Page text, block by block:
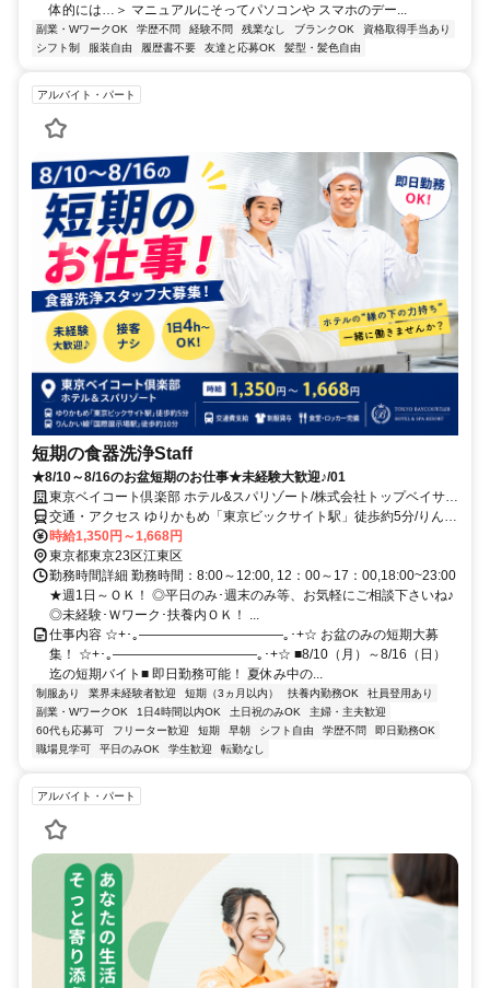
体的には…＞ マニュアルにそってパソコンや スマホのデー...
副業・WワークOK 学歴不問 経験不問 残業なし ブランクOK
資格取得手当あり
シフト制
服装自由 履歴書不要 友達と応募OK 髪型・髪色自由
アルバイト・パート
短期の食器洗浄Staff
★8/10～8/16のお盆短期のお仕事★未経験大歓迎♪/01
東京ベイコート倶楽部 ホテル&スパリゾート/株式会社トップベイサー
ビス
交通・アクセス ゆりかもめ「東京ビックサイト駅」徒歩約5分/りんか
い線「国際展示場駅」徒歩約10分
時給1,350円～1,668円
東京都東京23区江東区
勤務時間詳細 勤務時間：8:00～12:00, 12：00～17：00,18:00~23:00
★週1日～ＯＫ！ ◎平日のみ･週末のみ等、お気軽にご相談下さいね♪
◎未経験･Ｗワーク･扶養内ＯＫ！ ...
仕事内容 ☆+･｡―――――――――――｡･+☆ お盆のみの短期大募
集！ ☆+･｡―――――――――――｡･+☆ ■8/10（月）～8/16（日）
迄の短期バイト■ 即日勤務可能！ 夏休み中の...
制服あり 業界未経験者歓迎 短期（3ヵ月以内） 扶養内勤務OK
社員登用あり
副業・WワークOK
1日4時間以内OK 土日祝のみOK
主婦・主夫歓迎
60代も応募可
フリーター歓迎 短期 早朝 シフト自由 学歴不問
即日勤務OK
職場見学可
平日のみOK 学生歓迎 転勤なし
アルバイト・パート